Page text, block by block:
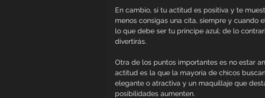
En cambio, si tu actitud es positiva y te
menos consigas una cita, siempre y cuando
lo que debe ser tu príncipe azul; de lo
divertirás.
Otra de los puntos importantes es no estar
actitud es la que la mayoría de chicos
elegante o atractiva y un maquillaje que
posibilidades aumenten.